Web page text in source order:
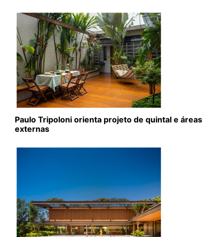
Paulo Tripoloni orienta projeto de quintal e áreas
externas